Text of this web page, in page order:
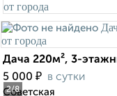
2/8
Дача 220м², 3-
5 000 ₽ в сутки
Советская